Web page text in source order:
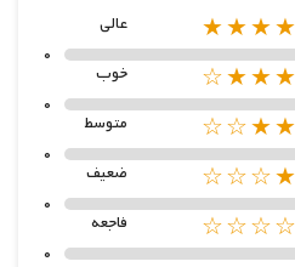
عالی
0
خوب
0
متوسط
0
ضعیف
0
فاجعه
0